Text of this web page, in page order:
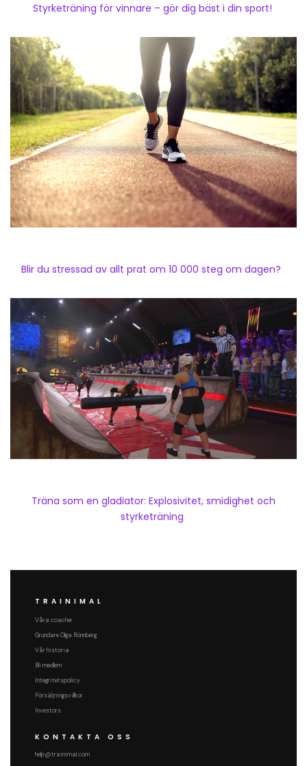
Styrketräning för vinnare – gör dig bäst i din sport!
Blir du stressad av allt prat om 10 000 steg om dagen?
Träna som en gladiator: Explosivitet, smidighet och
styrketräning
TRAINIMAL
Våra coacher
Grundare Olga Rönnberg
Vår historia
Bli medlem
Integritetspolicy
Försäljningsvillkor
Investors
KONTAKTA OSS
help@trainimal.com